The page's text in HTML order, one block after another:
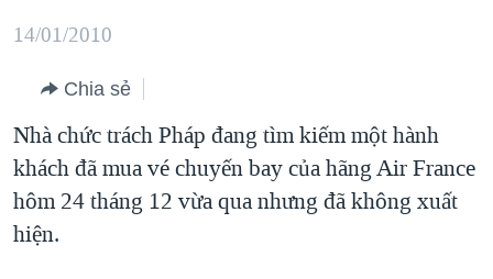
hướng
chính
tới
"Tìm"
MỤC
TỰ DO BÁO CHÍ
VẠCH TRẦN TIN GIẢ
NGƯỜI VIỆT HẢI NGOẠI
ĐỜI SỐNG
CHUYÊN ĐỀ
CHIẾN TRANH THƯƠNG MẠI CỦA MỸ: QUÁ KHỨ VÀ HIỆN
HÀNH TRÌNH BẦU CỬ 2024
MỘT NĂM CHIẾN TRANH TẠI DẢI GAZA
HỌC TIẾNG ANH
VIDEO
NGHE
14/01/2010
Chia sẻ
Nhà chức trách Pháp đang tìm kiếm một hành
khách đã mua vé chuyến bay của hãng Air France
hôm 24 tháng 12 vừa qua nhưng đã không xuất
hiện.